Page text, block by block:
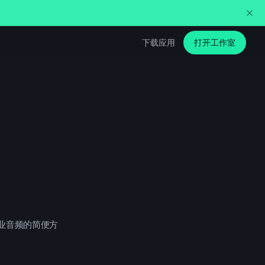
下载应用 打开工作室
音频的简便方